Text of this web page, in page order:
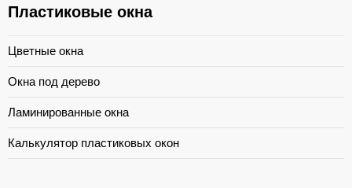
Пластиковые окна
Цветные окна
Окна под дерево
Ламинированные окна
Калькулятор пластиковых окон